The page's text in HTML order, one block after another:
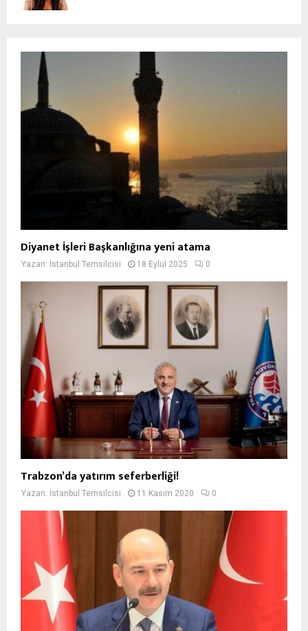
Diyanet İşleri Başkanlığına yeni atama
Yazan: İstanbul Temsilcisi 18 Eylül 2025 0
Trabzon’da yatırım seferberliği!
Yazan: İstanbul Temsilcisi 11 Kasım 2020 0